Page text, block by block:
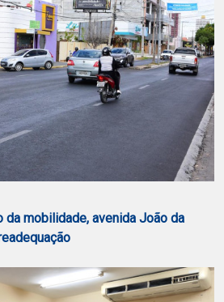
da mobilidade, avenida João da